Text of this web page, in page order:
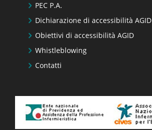
PEC P.A.
Dichiarazione di accessibilità AGID
Obiettivi di accessibilità AGID
Whistleblowing
Contatti